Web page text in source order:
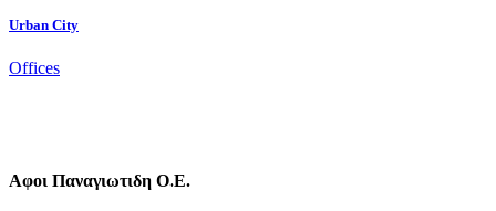
Urban City
Offices
Αφοι Παναγιωτιδη Ο.Ε.